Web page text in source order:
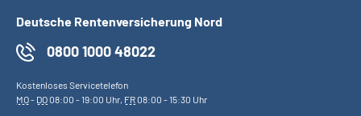
Deutsche Rentenversicherung Nord
0800 1000 48022
Kostenloses Servicetelefon
MO- DO08:00 - 19:00 Uhr, FR08:00 - 15:30 Uhr